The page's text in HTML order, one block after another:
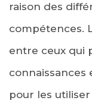
raison des
compétences.
entre ceux qui
connaissances
pour les